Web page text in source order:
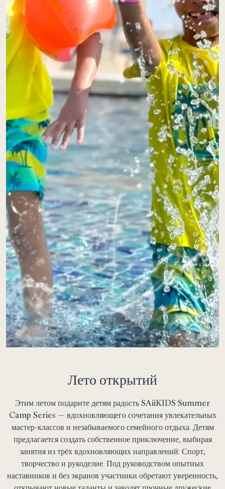
Лето открытий
Этим летом подарите детям радость SAiiKIDS Summer
Camp Series — вдохновляющего сочетания увлекательных
мастер-классов и незабываемого семейного отдыха. Детям
предлагается создать собственное приключение, выбирая
занятия из трёх вдохновляющих направлений: Спорт,
творчество и рукоделие. Под руководством опытных
наставников и без экранов участники обретают уверенность,